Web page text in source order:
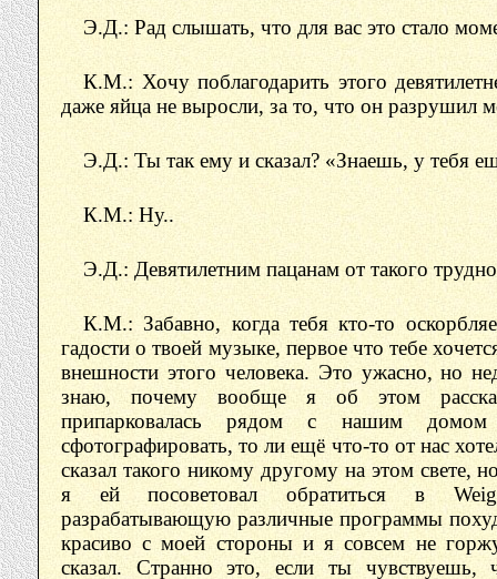
Э.Д.: Рад слышать, что для вас это стало
К.М.: Хочу поблагодарить этого
даже яйца не выросли, за то, что он разрушил
Э.Д.: Ты так ему и сказал? «Знаешь, у тебя
К.М.: Ну..
Э.Д.: Девятилетним пацанам от такого
К.М.: Забавно, когда тебя кто-то
гадости о твоей музыке, первое что тебе
внешности этого человека. Это ужасно, но
знаю, почему вообще я об этом
припарковалась рядом с нашим
сфотографировать, то ли ещё что-то от нас
сказал такого никому другому на этом свете,
я ей посоветовал обратиться в
разрабатывающую различные программы
красиво с моей стороны и я совсем не
сказал. Странно это, если ты